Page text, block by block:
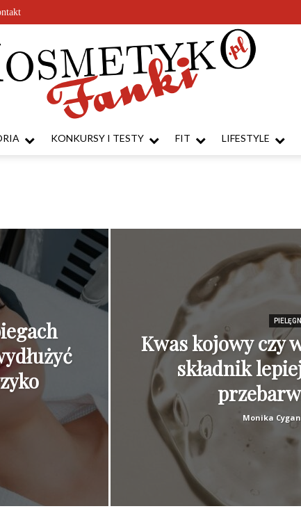
KONKURSY I TESTY FIT LIFESTYLE
Kwas kojowy czy
składnik
Monika Cygan